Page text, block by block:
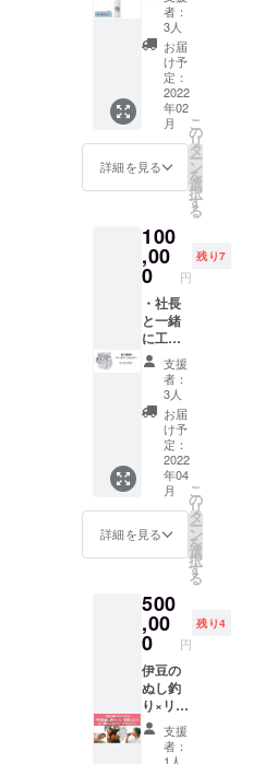
ギー表
示 小
麦
ビール
を缶に
詰めて6
本提
供。
のぬし
釣りコ
ラボ
ビール
CAMPa
Sesson
Hazy 4
缶をひ
とまと
キャン
プで大
活躍し
ちゃい
ます！
ラー
（Revo
max）
・ウェ
ブサイ
トにお
名前を
記載
（無記
名可）
ワン
タッチ
れる水
筒！
ビール
を入れ
たり、
ソフト
ドリン
ク、氷
等を入
れて、
キャン
プに
持って
いこ
う！ 日
常生活
から、
アウト
ドアで
も使い
592ml
たった1
秒で開
閉でき
るスグ
レモ
ノ！！
者：
3人
お届
け予
定：
2022
年02
月
詳細を見る
こ
の
リ
タ
ー
ン
を
選
択
す
る
100
,00
0 円
残り7
・社長
と一緒
に工場
見学ツ
アー ・
新工場
でビー
ルをテ
イス
ティン
グ ・全
ての質
問に答
えます
・三島
駅まで
ます ナ
チュラ
ルルー
ツ代表
の畑と
一緒に
工場見
学をし
ていた
だくツ
支援
者：
3人
お届
け予
定：
2022
年04
月
詳細を見る
こ
の
リ
タ
ー
ン
を
選
択
す
る
500
,00
0 円
残り4
伊豆の
ぬし釣
り×リパ
ブ
リュー
でキャ
支援
者：
1人